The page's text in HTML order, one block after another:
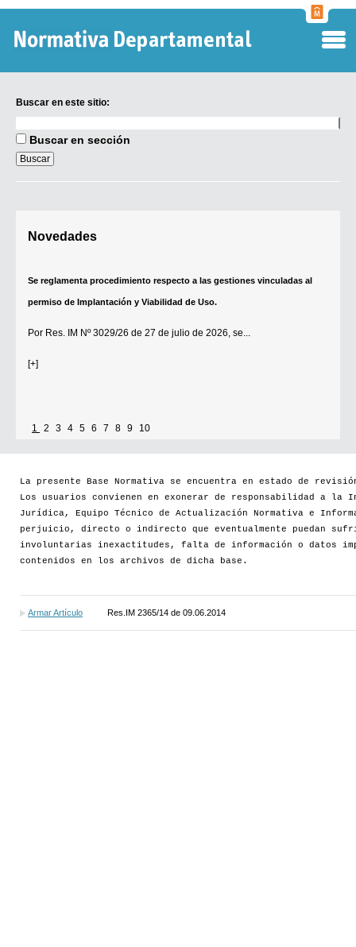
Buscar en este sitio:
en
sitio:
Buscar en sección
Novedades
Se reglamenta procedimiento respecto a las gestiones vinculadas al
permiso de Implantación y Viabilidad de Uso.
Por Res. IM Nº 3029/26 de 27 de julio de 2026, se...
[+]
1 2 3 4 5 6 7 8 9 10
La presente Base Normativa se encuentra en estado de
Los usuarios convienen en exonerar de responsabilidad a la
Jurídica, Equipo Técnico de Actualización Normativa e
perjuicio, directo o indirecto que eventualmente puedan
involuntarias inexactitudes, falta de información o datos
contenidos en los archivos de dicha base.
Armar Artículo Res.IM 2365/14 de 09.06.2014